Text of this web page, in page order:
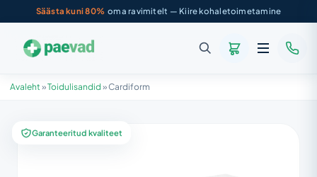
Säästa kuni 80% oma ravimitelt — Kiire kohaletoimetamine
Avaleht »Toidulisandid »Cardiform
Garanteeritud kvaliteet